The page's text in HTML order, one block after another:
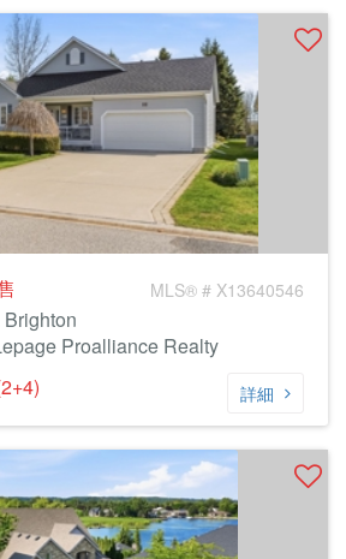
MLS® # X13640546
Proalliance Realty
詳細